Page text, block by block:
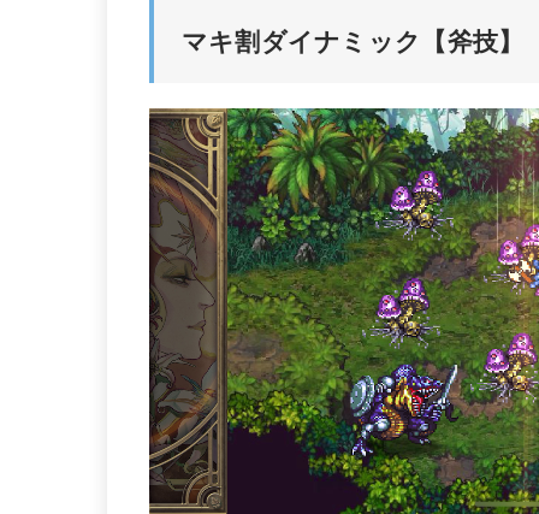
マキ割ダイナミック【斧技】